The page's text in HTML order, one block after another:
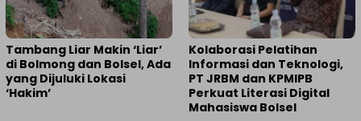
Tambang Liar Makin ‘Liar’
di Bolmong dan Bolsel, Ada
yang Dijuluki Lokasi
‘Hakim’
Kolaborasi Pelatihan
Informasi dan Teknologi,
PT JRBM dan KPMIPB
Perkuat Literasi Digital
Mahasiswa Bolsel